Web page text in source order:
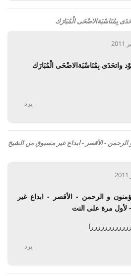
بِمُنَاسْبَةالاضْحَى الْمُبَارَك
واتحَدَى بِمُنَاسْبَةالاضْحَى الْمُبَارَك
يرد
- الأقصر - ابداع غير مسبوق من الشيخ
و الرحمن - الأقصر - ابداع غير
مرة على النت
يرد